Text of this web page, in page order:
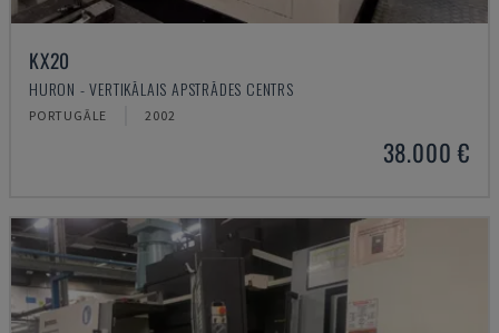
KX20
HURON - VERTIKĀLAIS APSTRĀDES CENTRS
PORTUGĀLE 2002
38.000 €